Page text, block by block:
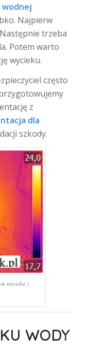
wodnej
Najpierw
trzeba
Potem warto
wycieku.
często
z
dla
szkody.
wycieku z
WODY